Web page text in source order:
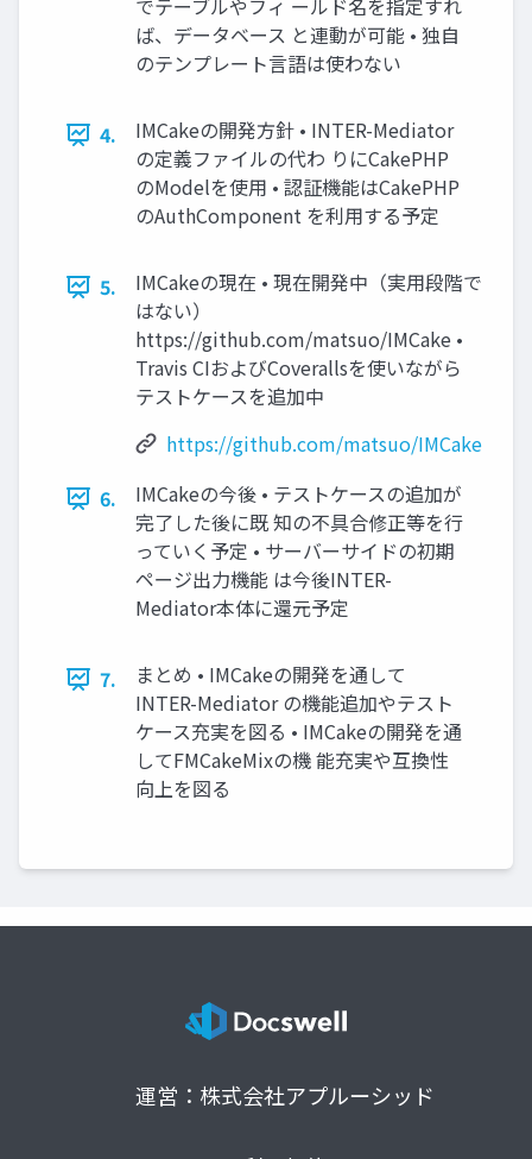
でテーブルやフィ ールド名を指定すれ
ば、データベース と連動が可能 • 独自
のテンプレート言語は使わない
4.
IMCakeの開発方針 • INTER-Mediator
の定義ファイルの代わ りにCakePHP
のModelを使用 • 認証機能はCakePHP
のAuthComponent を利用する予定
5.
IMCakeの現在 • 現在開発中（実用段階で
はない）
https://github.com/matsuo/IMCake •
Travis CIおよびCoverallsを使いながら
テストケースを追加中
https://github.com/matsuo/IMCake
6.
IMCakeの今後 • テストケースの追加が
完了した後に既 知の不具合修正等を行
っていく予定 • サーバーサイドの初期
ページ出力機能 は今後INTER-
Mediator本体に還元予定
7.
まとめ • IMCakeの開発を通して
INTER-Mediator の機能追加やテスト
ケース充実を図る • IMCakeの開発を通
してFMCakeMixの機 能充実や互換性
向上を図る
運営：株式会社アプルーシッド